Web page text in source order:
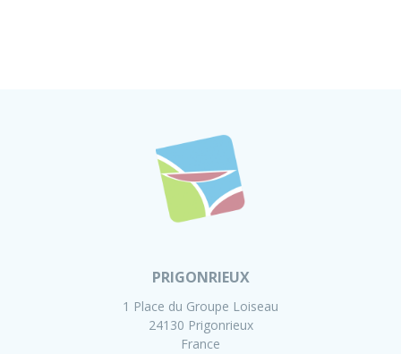
PRIGONRIEUX
1 Place du Groupe Loiseau
24130 Prigonrieux
France